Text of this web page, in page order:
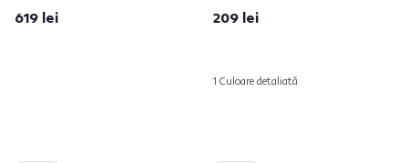
619 lei 209 lei
1 Culoare detaliată